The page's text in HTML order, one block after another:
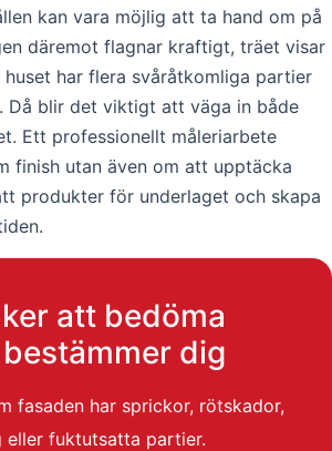
kan vara möjlig att ta hand om på
däremot flagnar kraftigt, träet visar
har flera svåråtkomliga partier
Då blir det viktigt att väga in både
Ett professionellt måleriarbete
finish utan även om att upptäcka
produkter för underlaget och skapa
att bedöma
dig
fasaden har sprickor, rötskador,
eller fuktutsatta partier.